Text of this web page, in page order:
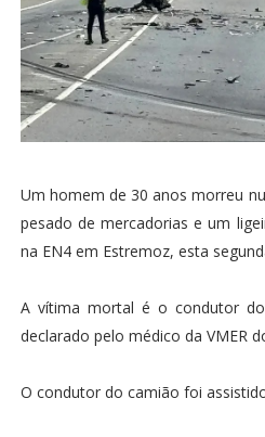
Um homem de 30 anos morreu
pesado de mercadorias e um
na EN4 em Estremoz, esta
A vítima mortal é o condutor
declarado pelo médico da VMER
O condutor do camião foi